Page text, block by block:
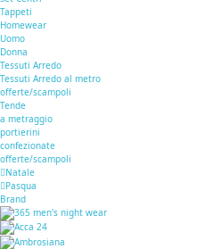
Tappeti
Homewear
Uomo
Donna
Tessuti Arredo
Tessuti Arredo al metro
offerte/scampoli
Tende
a metraggio
portierini
confezionate
offerte/scampoli
Natale
Pasqua
Brand